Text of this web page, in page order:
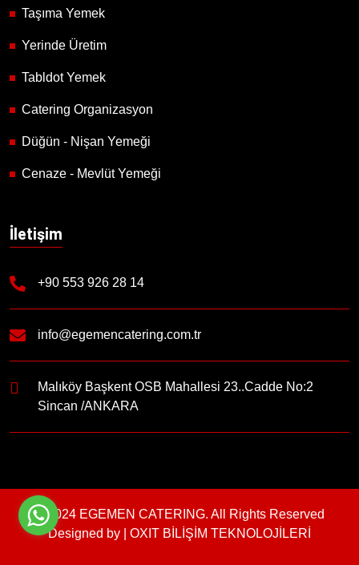
Taşıma Yemek
Yerinde Üretim
Tabldot Yemek
Catering Organizasyon
Düğün - Nişan Yemeği
Cenaze - Mevlüt Yemeği
İletişim
+90 553 926 28 14
info@egemencatering.com.tr
Malıköy Başkent OSB Mahallesi 23..Cadde No:2
Sincan /ANKARA
© 2024 EGEMEN CATERING. All Rights Reserved
Designed by | OXIT BİLİŞİM TEKNOLOJİLERİ